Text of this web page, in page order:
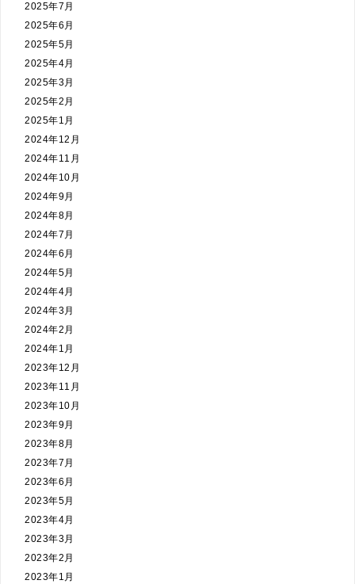
2025年7月
2025年6月
2025年5月
2025年4月
2025年3月
2025年2月
2025年1月
2024年12月
2024年11月
2024年10月
2024年9月
2024年8月
2024年7月
2024年6月
2024年5月
2024年4月
2024年3月
2024年2月
2024年1月
2023年12月
2023年11月
2023年10月
2023年9月
2023年8月
2023年7月
2023年6月
2023年5月
2023年4月
2023年3月
2023年2月
2023年1月